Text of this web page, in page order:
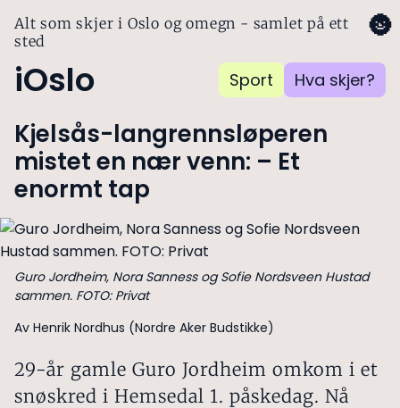
Alt som skjer i Oslo og omegn - samlet på ett
sted
iOslo Sport Hva skjer?
🌚
Kjelsås-langrennsløperen
mistet en nær venn: – Et
enormt tap
Guro Jordheim, Nora Sanness og Sofie Nordsveen Hustad
sammen. FOTO: Privat
Av Henrik Nordhus (Nordre Aker Budstikke)
29-år gamle Guro Jordheim omkom i et
snøskred i Hemsedal 1. påskedag. Nå